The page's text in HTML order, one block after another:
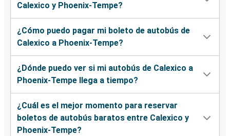
Calexico y Phoenix-Tempe?
¿Cómo puedo pagar mi boleto de autobús de
Calexico a Phoenix-Tempe?
¿Dónde puedo ver si mi autobús de Calexico a
Phoenix-Tempe llega a tiempo?
¿Cuál es el mejor momento para reservar
boletos de autobús baratos entre Calexico y
Phoenix-Tempe?